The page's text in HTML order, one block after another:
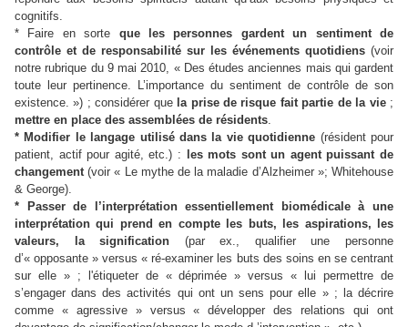
cognitifs.
* Faire en sorte que les personnes gardent un sentiment de
contrôle et de responsabilité sur les événements quotidiens (voir
notre rubrique du 9 mai 2010, « Des études anciennes mais qui gardent
toute leur pertinence. L’importance du sentiment de contrôle de son
existence. ») ; considérer que la prise de risque fait partie de la vie;
mettre en place des assemblées de résidents.
* Modifier le langage utilisé dans la vie quotidienne (résident pour
patient, actif pour agité, etc.) :
les mots sont un agent puissant de
changement(voir « Le mythe de la maladie d’Alzheimer »; Whitehouse
& George).
* Passer de l’interprétation essentiellement biomédicale à une
interprétation qui prend en compte les buts, les aspirations, les
valeurs, la signification (par ex., qualifier une personne
d’« opposante » versus « ré-examiner les buts des soins en se centrant
sur elle » ; l'étiqueter de « déprimée » versus « lui permettre de
s’engager dans des activités qui ont un sens pour elle » ; la décrire
comme « agressive » versus « développer des relations qui ont